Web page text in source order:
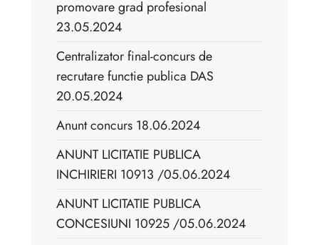
promovare grad profesional
23.05.2024
Centralizator final-concurs de
recrutare functie publica DAS
20.05.2024
Anunt concurs 18.06.2024
ANUNT LICITATIE PUBLICA
INCHIRIERI 10913 /05.06.2024
ANUNT LICITATIE PUBLICA
CONCESIUNI 10925 /05.06.2024